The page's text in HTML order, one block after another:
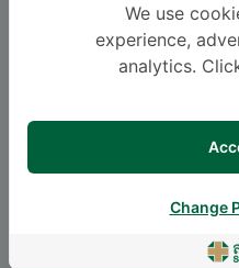
-
THAI
We use
experience,
analytics.
Change